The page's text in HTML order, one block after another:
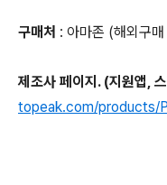
구매처 : 아마존 (해외구
제조사 페이지. (지원앱,
topeak.com/products/